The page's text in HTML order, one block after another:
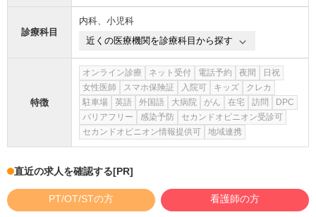
診療科目
内科、 小児科
近くの医療機関を診療科目から探す
特徴
オンライン診療 ネット受付 電話予約 夜間
日祝
女性医師
スマホ保険証 入院可 キッズ
クレカ
駐車場
英語 外国語 大病院 がん 在宅 訪問
DPC
バリアフリー
感染予防
セカンドオピニオン受診可
セカンドオピニオン情報提供可
地域連携
直近の求人を確認する[PR]
PT/OT/STの方 看護師の方